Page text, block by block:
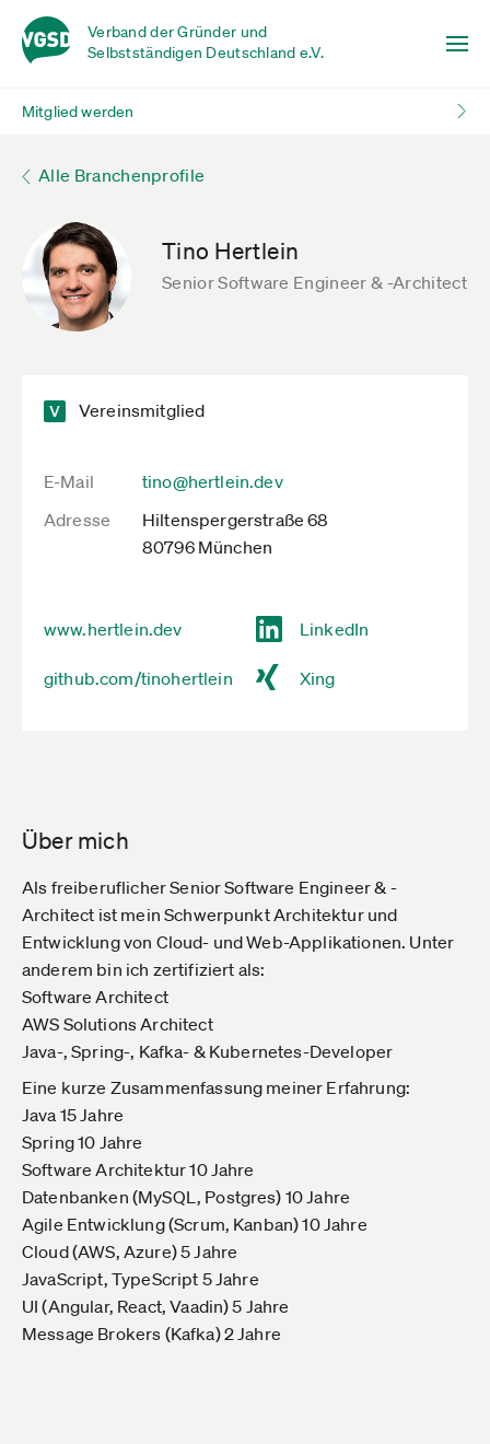
Verband der Gründer und
Selbstständigen Deutschland e.V.
Mitglied werden
Alle Branchenprofile
Tino Hertlein
Senior Software Engineer & -Architect
Vereinsmitglied
E-Mail
tino@hertlein.dev
Adresse
Hiltenspergerstraße 68
80796 München
www.hertlein.dev LinkedIn
github.com/tinohertlein Xing
Über mich
Als freiberuflicher Senior Software Engineer & -
Architect ist mein Schwerpunkt Architektur und
Entwicklung von Cloud- und Web-Applikationen. Unter
anderem bin ich zertifiziert als:
Software Architect
AWS Solutions Architect
Java-, Spring-, Kafka- & Kubernetes-Developer
Eine kurze Zusammenfassung meiner Erfahrung:
Java 15 Jahre
Spring 10 Jahre
Software Architektur 10 Jahre
Datenbanken (MySQL, Postgres) 10 Jahre
Agile Entwicklung (Scrum, Kanban) 10 Jahre
Cloud (AWS, Azure) 5 Jahre
JavaScript, TypeScript 5 Jahre
UI (Angular, React, Vaadin) 5 Jahre
Message Brokers (Kafka) 2 Jahre